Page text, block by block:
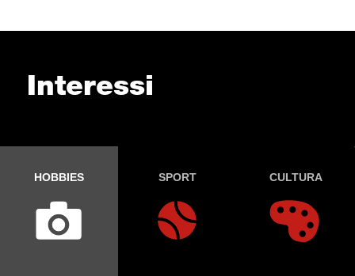
Interessi
HOBBIES SPORT CULTURA